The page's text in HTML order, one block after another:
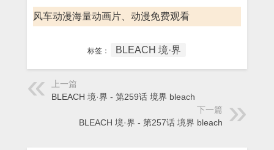
风车动漫海量动画片、动漫免费观看
标签： BLEACH 境·界
上一篇
BLEACH 境·界 - 第259话 境界 bleach
下一篇
BLEACH 境·界 - 第257话 境界 bleach